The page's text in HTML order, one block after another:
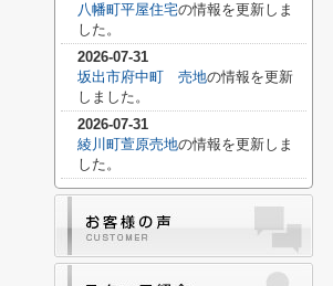
八幡町平屋住宅の情報を更新しま
した。
2026-07-31
坂出市府中町 売地の情報を更新
しました。
2026-07-31
綾川町萱原売地の情報を更新しま
した。